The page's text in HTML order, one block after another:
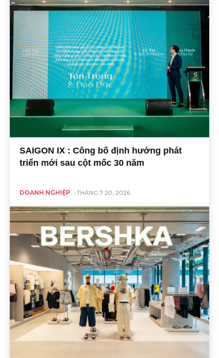
SAIGON IX : Công bố định hướng phát
triển mới sau cột mốc 30 năm
DOANH NGHIỆP THÁNG 7 20, 2026